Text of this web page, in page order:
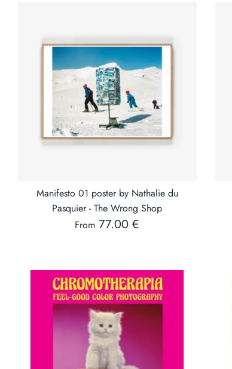
Manifesto 01 poster by Nathalie du
Pasquier - The Wrong Shop
From 77.00 €